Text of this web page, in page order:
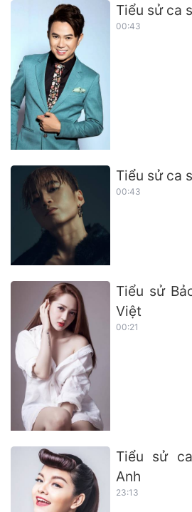
Tiểu sử ca
00:43
Tiểu sử ca
00:43
Tiểu sử
Việt
00:21
Tiểu sử
Anh
23:13